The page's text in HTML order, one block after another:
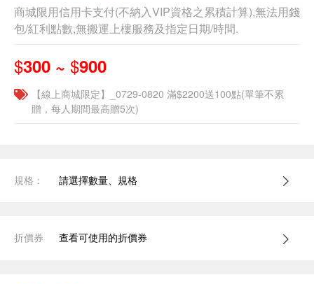
商城限用信用卡支付(不納入VIP資格之累積計算),無法用錢
包/紅利點數,無搬運上樓服務及指定日期/時間.
$300 ~ $900
【線上商城限定】_0729-0820 滿$2200送100點(單筆不累
贈，每人期間最高贈5次)
規格： 請選擇數量、規格
折價券 查看可使用的折價券